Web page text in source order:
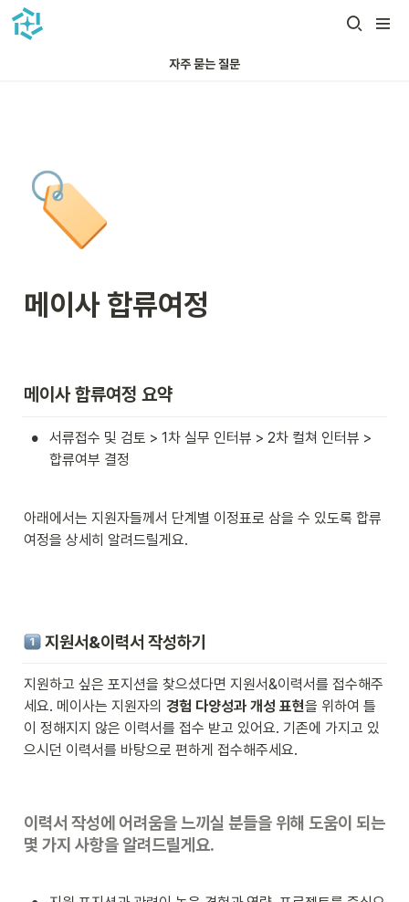
자주 묻는 질문
🏷️
메이사 합류여정
메이사 합류여정 요약
•
서류접수 및 검토 > 1차 실무 인터뷰 > 2차 컬쳐 인터뷰 >
합류여부 결정
아래에서는 지원자들께서 단계별 이정표로 삼을 수 있도록 합류
여정을 상세히 알려드릴게요.
지원서&이력서 작성하기
지원하고 싶은 포지션을 찾으셨다면 지원서&이력서를 접수해주
세요. 메이사는 지원자의 경험 다양성과 개성 표현을 위하여 틀
이 정해지지 않은 이력서를 접수 받고 있어요. 기존에 가지고 있
으시던 이력서를 바탕으로 편하게 접수해주세요.
이력서 작성에 어려움을 느끼실 분들을 위해 도움이 되는
몇 가지 사항을 알려드릴게요.